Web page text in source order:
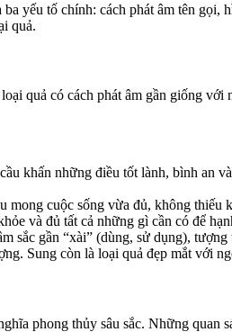
yếu tố chính: cách phát âm tên gọi,
quả.
quả có cách phát âm gần giống
khấn những điều tốt lành, bình an
cuộc sống vừa đủ, không thiếu
và đủ tất cả những gì cần có để
sắc gần “xài” (dùng, sử dụng),
Sung còn là loại quả đẹp mắt với
phong thủy sâu sắc. Những quan